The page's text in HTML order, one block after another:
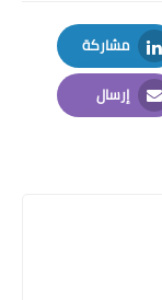
مشاركة
LinkedIn
إرسال
Email